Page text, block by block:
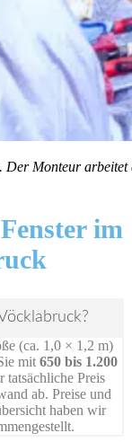
Der Monteur
im
(ca. 1,0 × 1,2 m)
mit 650 bis 1.200
tatsächliche Preis
ab. Preise und
haben wir